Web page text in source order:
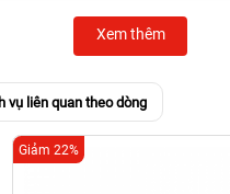
Xem thêm
vụ liên quan theo dòng
Giảm 22%